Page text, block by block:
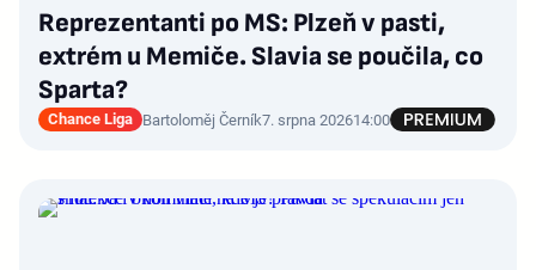
Reprezentanti po MS: Plzeň v pasti,
extrém u Memiče. Slavia se poučila, co
Sparta?
Chance Liga Bartoloměj Černík7. srpna 202614:00